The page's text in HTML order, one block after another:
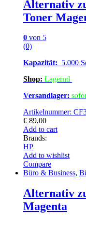
Alternativ
Toner
0 von 5
(0)
Kapazität: 5.000
Shop: Lagernd
Versandlager:
Artikelnummer:
€ 89,00
Add to cart
Brands:
HP
Add to wishlist
Compare
Büro & Business,
Alternativ
Magenta